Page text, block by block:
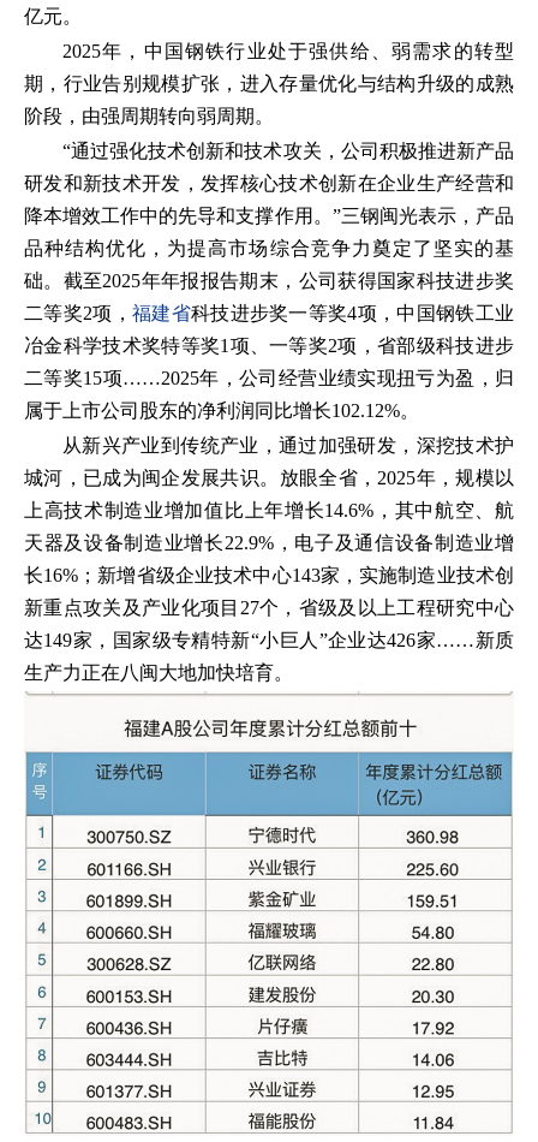
亿元。
2025年，中国钢铁行业处于强供给、弱需求的转型
期，行业告别规模扩张，进入存量优化与结构升级的成熟
阶段，由强周期转向弱周期。
“通过强化技术创新和技术攻关，公司积极推进新产品
研发和新技术开发，发挥核心技术创新在企业生产经营和
降本增效工作中的先导和支撑作用。”三钢闽光表示，产品
品种结构优化，为提高市场综合竞争力奠定了坚实的基
础。截至2025年年报报告期末，公司获得国家科技进步奖
二等奖2项， 福建省科技进步奖一等奖4项，中国钢铁工业
冶金科学技术奖特等奖1项、一等奖2项，省部级科技进步
二等奖15项……2025年，公司经营业绩实现扭亏为盈，归
属于上市公司股东的净利润同比增长102.12%。
从新兴产业到传统产业，通过加强研发，深挖技术护
城河，已成为闽企发展共识。放眼全省，2025年，规模以
上高技术制造业增加值比上年增长14.6%，其中航空、航
天器及设备制造业增长22.9%，电子及通信设备制造业增
长16%；新增省级企业技术中心143家，实施制造业技术创
新重点攻关及产业化项目27个，省级及以上工程研究中心
达149家，国家级专精特新“小巨人”企业达426家……新质
生产力正在八闽大地加快培育。